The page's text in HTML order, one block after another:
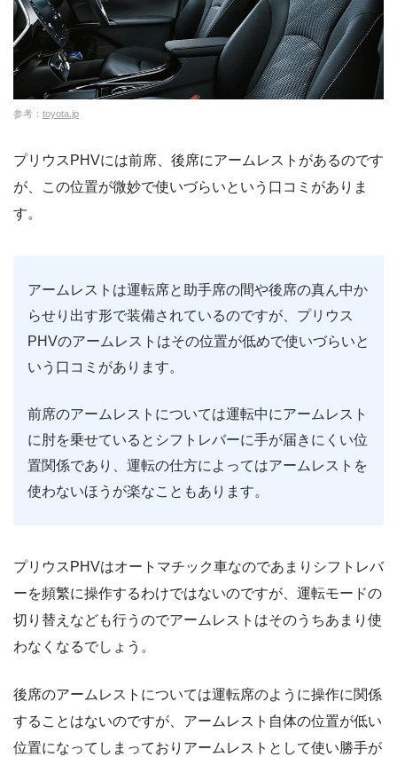
参考： toyota.jp
プリウスPHVには前席、後席にアームレストがあるのです
が、この位置が微妙で使いづらいという口コミがありま
す。
アームレストは運転席と助手席の間や後席の真ん中か
らせり出す形で装備されているのですが、プリウス
PHVのアームレストはその位置が低めで使いづらいと
いう口コミがあります。
前席のアームレストについては運転中にアームレスト
に肘を乗せているとシフトレバーに手が届きにくい位
置関係であり、運転の仕方によってはアームレストを
使わないほうが楽なこともあります。
プリウスPHVはオートマチック車なのであまりシフトレバ
ーを頻繁に操作するわけではないのですが、運転モードの
切り替えなども行うのでアームレストはそのうちあまり使
わなくなるでしょう。
後席のアームレストについては運転席のように操作に関係
することはないのですが、アームレスト自体の位置が低い
位置になってしまっておりアームレストとして使い勝手が